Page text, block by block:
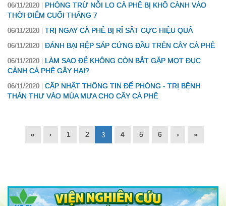
06/11/2020
PHÒNG TRỪ NỖI LO CÀ PHÊ BỊ KHÔ CÀNH VÀO
THỜI ĐIỂM CUỐI THÁNG 7
06/11/2020 TRỊ NGAY CÀ PHÊ BỊ RỈ SẮT CỰC HIỆU QUẢ
06/11/2020 ĐÁNH BẠI RỆP SÁP CỨNG ĐẦU TRÊN CÂY CÀ PHÊ
06/11/2020
LÀM SAO ĐỂ KHÔNG CÒN BẮT GẶP MỌT ĐỤC
CÀNH CÀ PHÊ GÂY HẠI?
06/11/2020
CẬP NHẬT THÔNG TIN ĐỂ PHÒNG - TRỊ BỆNH
THÁN THƯ VÀO MÙA MƯA CHO CÂY CÀ PHÊ
« ‹ 1 2 3 4 5 6 › »